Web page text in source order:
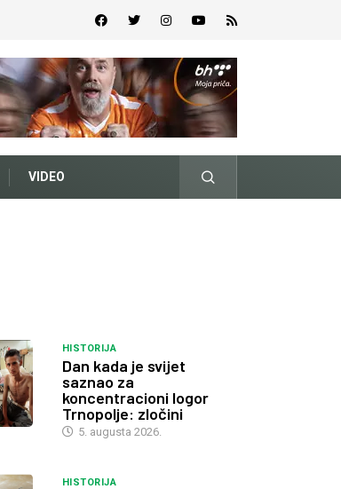
VIDEO
HISTORIJA
Dan kada je svijet
saznao za
koncentracioni logor
Trnopolje: zločini
5. augusta 2026.
HISTORIJA